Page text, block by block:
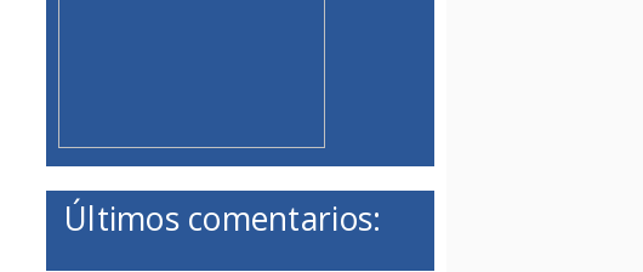
Últimos comentarios: